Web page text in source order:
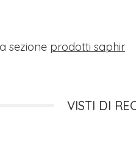
sezione prodotti saphir
VISTI DI